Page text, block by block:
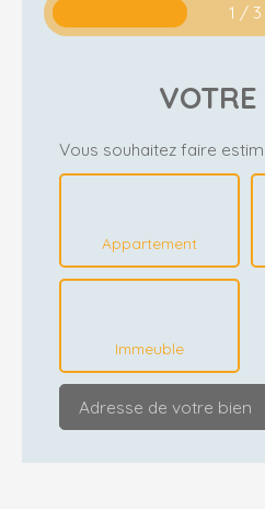
1 / 3
VOTRE
Vous souhaitez faire
Appartement
Immeuble
Adresse de votre bien